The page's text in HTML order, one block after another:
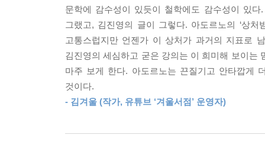
수 있는 성찰의 계기를 봉쇄해버렸어요. 바로 이
가득한데도 자신을 안전하다고 생각해요. 아도르
힐링 사유가 아니라고 말씀드렸습니다. 상처를 치
아가서는 상처를 관통해야 돼요.
--- p.118~119
여러분 유미리라는 재일교포 작가 아세요? 제목
수도 있어요. 아직 살 만하다, 좋은 게 좋은 거지
나름대로 나를 실현하고 있어, 다 좋은 세상이 어
사람 사는 세상이냐, 내가 이러려고 태어났냐, 그
즉 개인의 행복과 자유를 갈구할 수밖에 없어요. _
지금의 한국 사회는 불안과 두려움, 욕정과 광기
무엇인가라는 모든 물음이 수렴되는 장소가 바
문학에 감수성이 있듯이 철학에도 감수성이 있
그랬고, 김진영의 글이 그렇다. 아도르노의 ‘상
고통스럽지만 언젠가 이 상처가 과거의 지표로
김진영의 세심하고 굳은 강의는 이 희미해 보이는
마주 보게 한다. 아도르노는 끈질기고 안타깝게
것이다.
- 김겨울 (작가, 유튜브 ‘겨울서점’ 운영자)